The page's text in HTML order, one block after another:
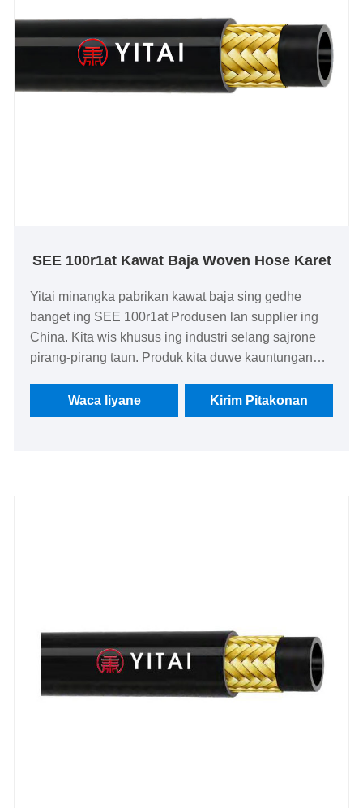
SEE 100r1at Kawat Baja Woven Hose Karet
Yitai minangka pabrikan kawat baja sing gedhe
banget ing SEE 100r1at Produsen lan supplier ing
China. Kita wis khusus ing industri selang sajrone
pirang-pirang taun. Produk kita duwe kauntungan
Amerika. Kita ngarep-arep dadi mitra jangka
panjang ing China.
Waca liyane Kirim Pitakonan